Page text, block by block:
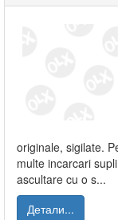
originale, sigilate.
multe incarcari
ascultare cu o s...
Детали...